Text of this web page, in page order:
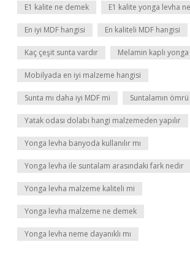
E1 kalite ne demek E1 kalite yonga levha
En iyi MDF hangisi En kaliteli MDF hangisi
Kaç çeşit sunta vardır Melamin kaplı
Mobilyada en iyi malzeme hangisi
Sunta mı daha iyi MDF mi Suntalamın
Yatak odası dolabı hangi malzemeden yapılır
Yonga levha banyoda kullanılır mı
Yonga levha ile suntalam arasındaki fark nedir
Yonga levha malzeme kaliteli mi
Yonga levha malzeme ne demek
Yonga levha neme dayanıklı mı